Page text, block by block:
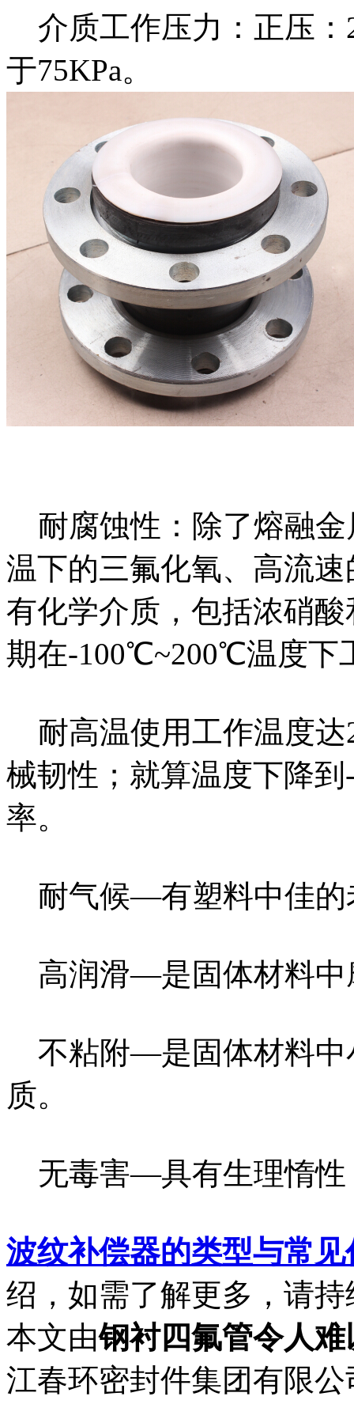
介质工作压力：正压：
于75KPa。
耐腐蚀性：除了熔融金
温下的三氟化氧、高流
有化学介质，包括浓硝
期在-100℃~200℃温度下
耐高温使用工作温度
械韧性；就算温度下降
率。
耐气候—有塑料中佳的
高润滑—是固体材料中
不粘附—是固体材料中
质。
无毒害—具有生理惰性
波纹补偿器的类型与常见
绍，如需了解更多，请
本文由钢衬四氟管令人
江春环密封件集团有限公